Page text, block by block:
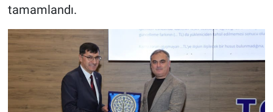
tamamlandı.